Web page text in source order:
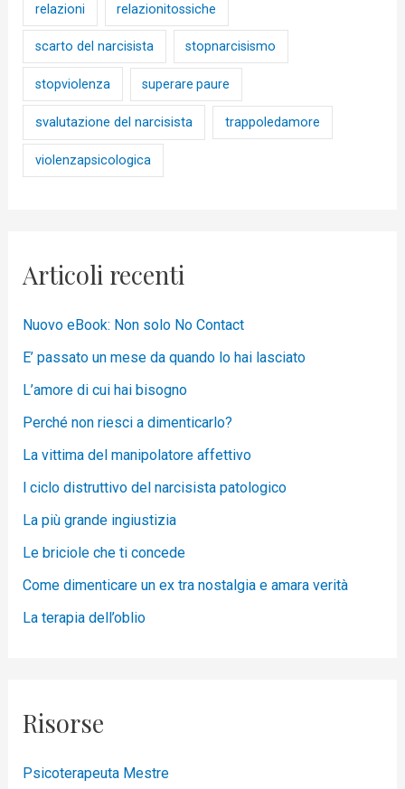
relazioni relazionitossiche
scarto del narcisista stopnarcisismo
stopviolenza superare paure
svalutazione del narcisista trappoledamore
violenzapsicologica
Articoli recenti
Nuovo eBook: Non solo No Contact
E’ passato un mese da quando lo hai lasciato
L’amore di cui hai bisogno
Perché non riesci a dimenticarlo?
La vittima del manipolatore affettivo
l ciclo distruttivo del narcisista patologico
La più grande ingiustizia
Le briciole che ti concede
Come dimenticare un ex tra nostalgia e amara verità
La terapia dell’oblio
Risorse
Psicoterapeuta Mestre